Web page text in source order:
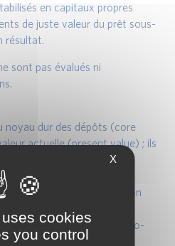
en capitaux propres
de juste valeur du prêt sous-
résultat.
sont pas évalués ni
noyau dur des dépôts (core
actuelle (present value) ; ils
entre (the core deposit
:
(ressources de substitution
nécessaires) ;
des dépôts (all-in-cost-to-
coûts et produits (coût du
X
cookies
you control